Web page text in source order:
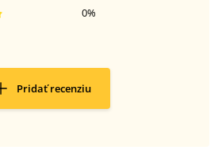
0%
Pridať recenziu